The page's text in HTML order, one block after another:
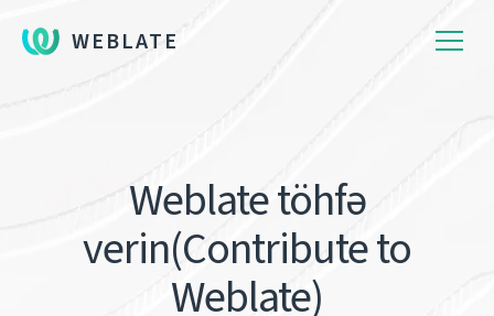
WEBLATE
Weblate töhfə
verin(Contribute to
Weblate)